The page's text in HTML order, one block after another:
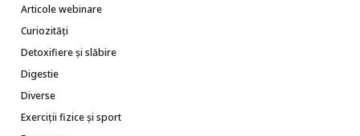
Articole webinare
Curiozități
Detoxifiere și slăbire
Digestie
Diverse
Exerciții fizice și sport